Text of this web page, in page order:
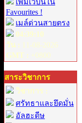
เพิ่มเว็บนี้ใน
Favourites !
เมล์ด่วนสายตรง
04:39:10
วัน : 11-08-2026
GMT : +0800
สาระวิชาการ
วิชาการ :
ศรัทธาและยึดมั่น
อัลฮะดีษ